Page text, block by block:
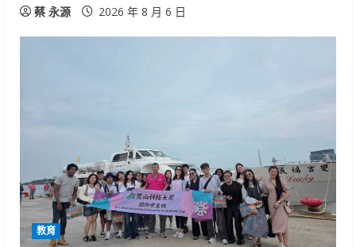
蔡 永源 2026 年 8 月 6 日
教育